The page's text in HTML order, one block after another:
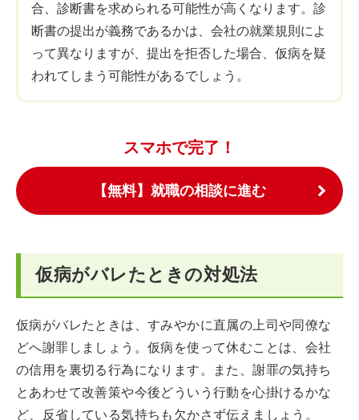
合、診断書を求められる可能性が高くなります。診
断書の提出が義務であるかは、会社の就業規則によ
って異なりますが、提出を拒否した場合、仮病を疑
われてしまう可能性があるでしょう。
スマホで完了！
【無料】就職の相談に進む
仮病がバレたときの対処法
仮病がバレたときは、すみやかに直属の上司や同僚な
どへ謝罪しましょう。仮病を使って休むことは、会社
の信用を裏切る行為になります。また、謝罪の気持ち
とあわせて改善策や今後どういう行動を心掛けるかな
ど、反省している気持ちも欠かさず伝えましょう。